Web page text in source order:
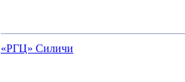
«РГЦ» Силичи